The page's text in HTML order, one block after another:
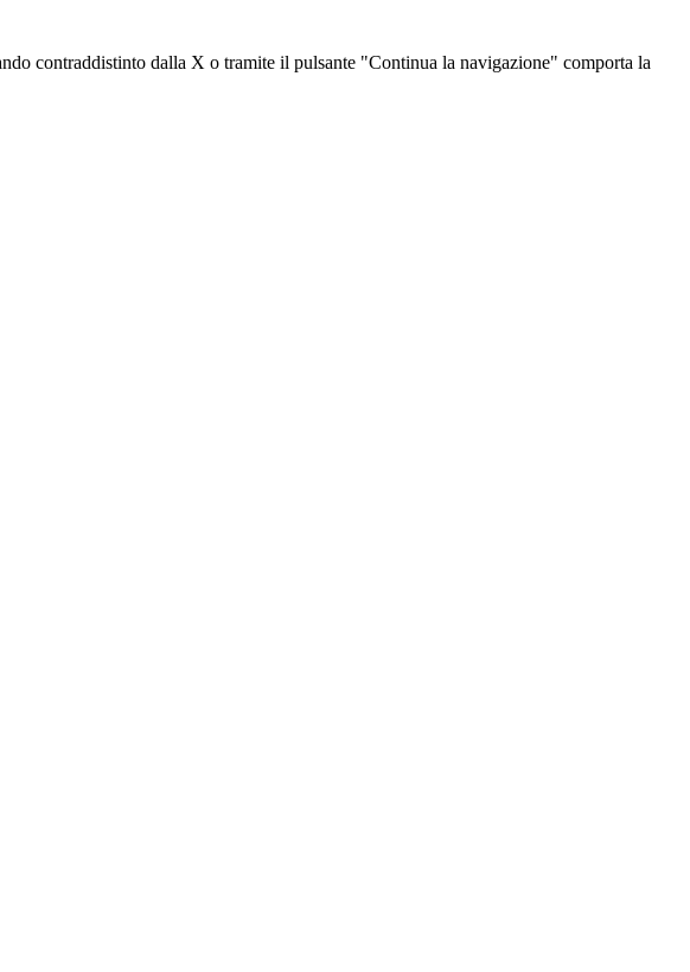
contraddistinto dalla X o tramite il pulsante "Continua la navigazione" comporta la